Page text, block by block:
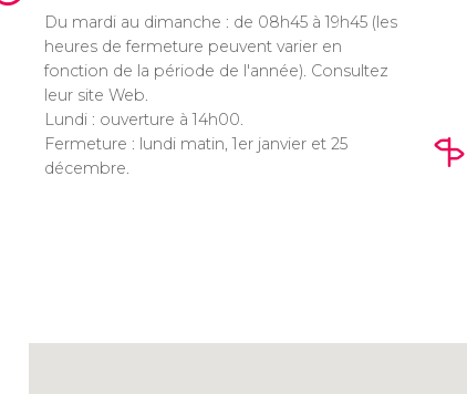
Du mardi au dimanche : de 08h45 à 19h45 (les
heures de fermeture peuvent varier en
fonction de la période de l'année). Consultez
leur site Web.
Lundi : ouverture à 14h00.
Fermeture : lundi matin, 1er janvier et 25
décembre.